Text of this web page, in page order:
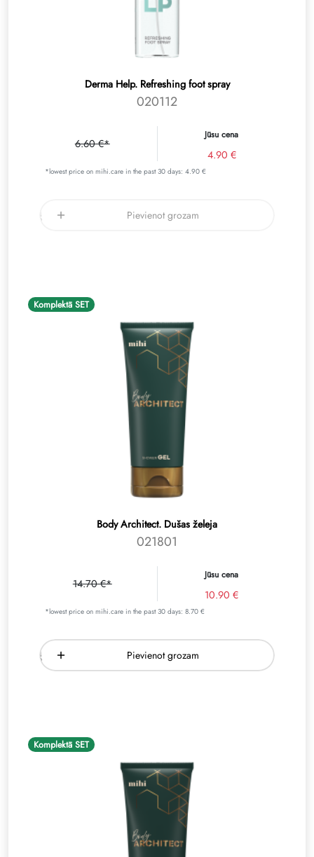
Derma Help. Refreshing foot spray
020112
6.60 €*
Jūsu cena
4.90 €
*lowest price on mihi.care in the past 30 days: 4.90 €
Pievienot grozam
Komplektā SET
Body Architect. Dušas želeja
021801
14.70 €*
Jūsu cena
10.90 €
*lowest price on mihi.care in the past 30 days: 8.70 €
Pievienot grozam
Komplektā SET